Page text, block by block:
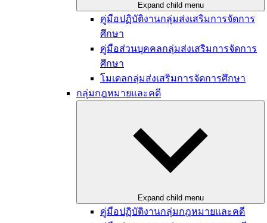
Expand child menu
คู่มือปฏิบัติงานกลุ่มส่งเสริมการจัดการ
ศึกษา
คู่มือส่วนบุคคลกลุ่มส่งเสริมการจัดการ
ศึกษา
โมเดลกลุ่มส่งเสริมการจัดการศึกษา
กลุ่มกฎหมายและคดี
Expand child menu
คู่มือปฏิบัติงานกลุ่มกฎหมายและคดี